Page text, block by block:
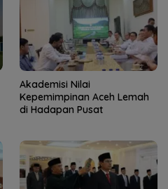
Akademisi Nilai
Kepemimpinan Aceh Lemah
di Hadapan Pusat